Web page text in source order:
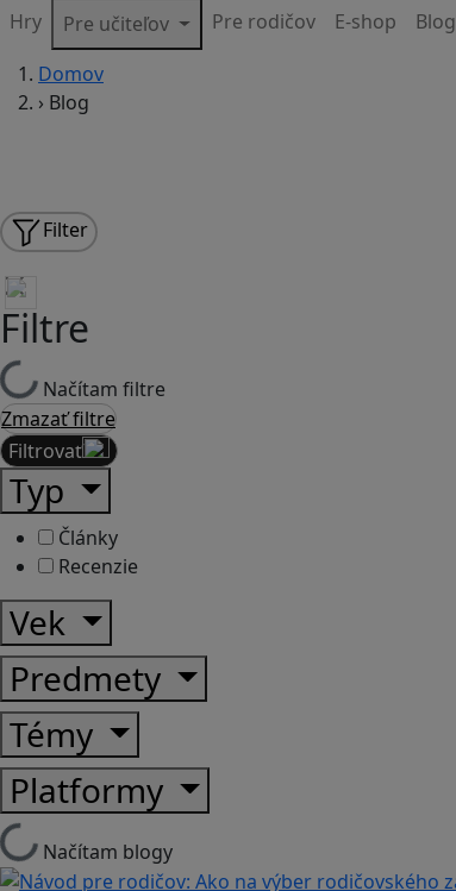
Hry
Pre učiteľov Pre rodičov E-shop Blog
Domov
› Blog
Filter
Filtre
Načítam filtre
Zmazať filtre
Filtrovať
Typ
Články
Recenzie
Vek
Predmety
Témy
Platformy
Načítam blogy